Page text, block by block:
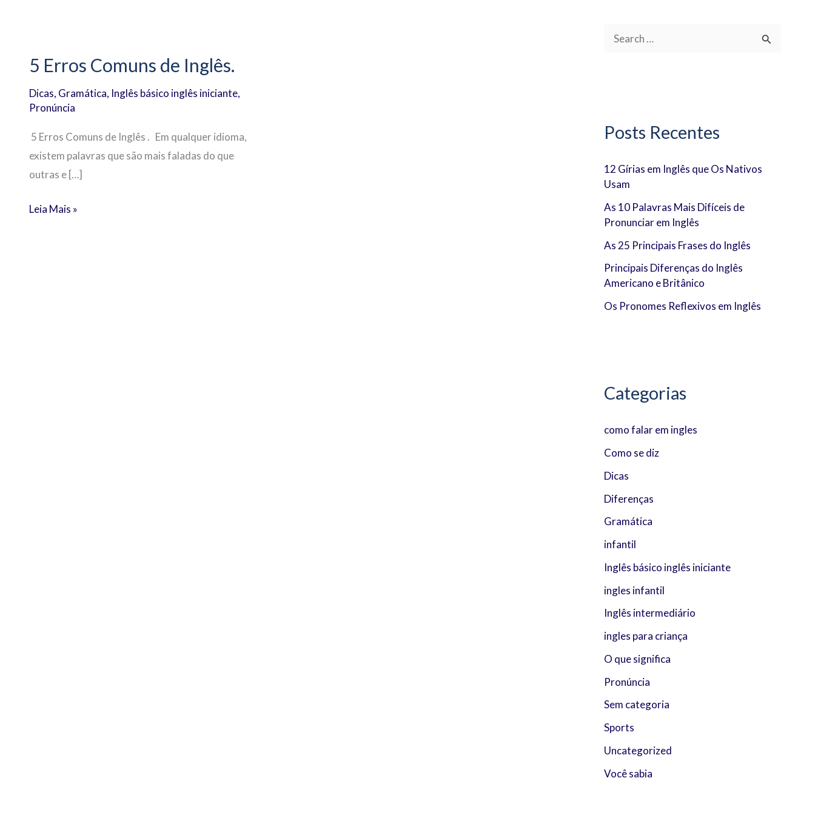
5 Erros Comuns de Inglês.
Dicas, Gramática, Inglês básico inglês iniciante,
Pronúncia
5 Erros Comuns de Inglês . Em qualquer idioma,
existem palavras que são mais faladas do que
outras e […]
Comuns
Inglês.
Leia Mais »
u
s
a
r
p
o
r
:
Posts Recentes
12 Gírias em Inglês que Os Nativos
Usam
As 10 Palavras Mais Difíceis de
Pronunciar em Inglês
As 25 Principais Frases do Inglês
Principais Diferenças do Inglês
Americano e Britânico
Os Pronomes Reflexivos em Inglês
Categorias
como falar em ingles
Como se diz
Dicas
Diferenças
Gramática
infantil
Inglês básico inglês iniciante
ingles infantil
Inglês intermediário
ingles para criança
O que significa
Pronúncia
Sem categoria
Sports
Uncategorized
Você sabia